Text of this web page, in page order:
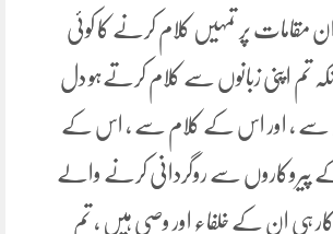
مقامات پر تمہیں کلام کرنے کا کوئی
تم اپنی زبانوں سے کلام کرتےہو دل
سے ، اور اس کے کلام سے ، اس کے
پیروکاروں سے روگردانی کرنے والے
ہی ان کے خلفاء اور وصی ہیں ، تم